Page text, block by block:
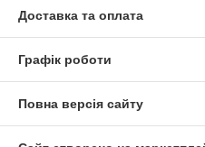
Доставка та оплата
Графік роботи
Повна версія сайту